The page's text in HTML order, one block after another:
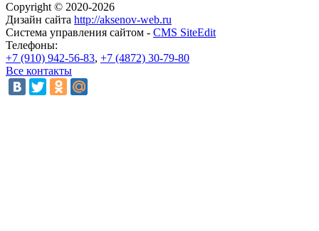
Copyright © 2020-2026
Дизайн сайта http://aksenov-web.ru
Система управления сайтом - CMS SiteEdit
Телефоны:
+7 (910) 942-56-83, +7 (4872) 30-79-80
Все контакты